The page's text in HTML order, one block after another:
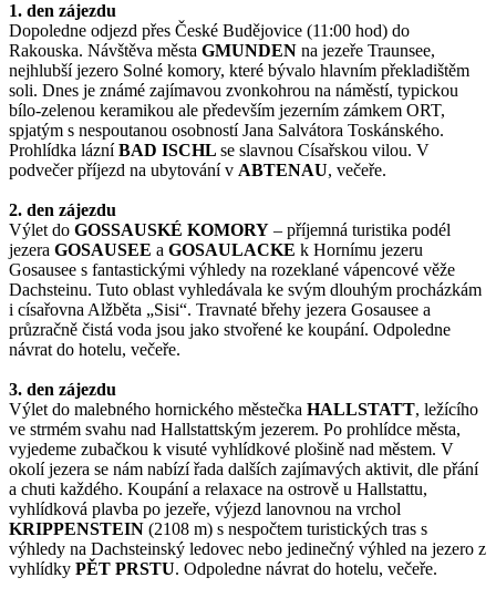
1. den zájezdu
Dopoledne odjezd přes České Budějovice (11:00 hod) do
Rakouska. Návštěva města GMUNDEN na jezeře Traunsee,
nejhlubší jezero Solné komory, které bývalo hlavním překladištěm
soli. Dnes je známé zajímavou zvonkohrou na náměstí, typickou
bílo-zelenou keramikou ale především jezerním zámkem ORT,
spjatým s nespoutanou osobností Jana Salvátora Toskánského.
Prohlídka lázní BAD ISCHL se slavnou Císařskou vilou. V
podvečer příjezd na ubytování v ABTENAU, večeře.
2. den zájezdu
Výlet do GOSSAUSKÉ KOMORY – příjemná turistika podél
jezera GOSAUSEE a GOSAULACKE k Hornímu jezeru
Gosausee s fantastickými výhledy na rozeklané vápencové věže
Dachsteinu. Tuto oblast vyhledávala ke svým dlouhým procházkám
i císařovna Alžběta „Sisi“. Travnaté břehy jezera Gosausee a
průzračně čistá voda jsou jako stvořené ke koupání. Odpoledne
návrat do hotelu, večeře.
3. den zájezdu
Výlet do malebného hornického městečka HALLSTATT, ležícího
ve strmém svahu nad Hallstattským jezerem. Po prohlídce města,
vyjedeme zubačkou k visuté vyhlídkové plošině nad městem. V
okolí jezera se nám nabízí řada dalších zajímavých aktivit, dle přání
a chuti každého. Koupání a relaxace na ostrově u Hallstattu,
vyhlídková plavba po jezeře, výjezd lanovnou na vrchol
KRIPPENSTEIN (2108 m) s nespočtem turistických tras s
výhledy na Dachsteinský ledovec nebo jedinečný výhled na jezero z
vyhlídky PĚT PRSTU. Odpoledne návrat do hotelu, večeře.